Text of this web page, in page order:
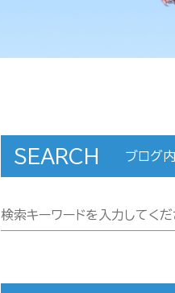
SEARCH ブログ